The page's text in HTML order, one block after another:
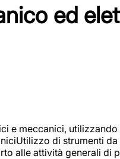
ed
e meccanici,
di strumenti
alle attività generali di